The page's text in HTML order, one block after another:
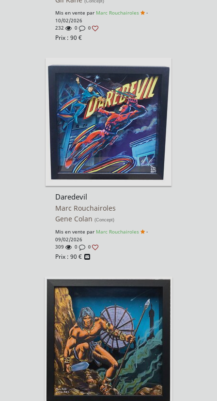
(Concept)
Mis en vente par Marc Rouchairoles
-
10/02/2026
232
0 0
Prix : 90 €
Daredevil
Marc Rouchairoles
Gene Colan (Concept)
Mis en vente par Marc Rouchairoles
-
09/02/2026
309
0 0
Prix : 90 €